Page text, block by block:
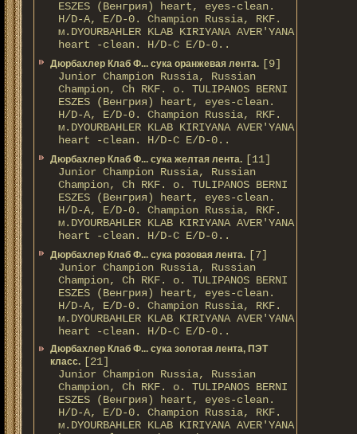
ESZES (Венгрия) heart, eyes-clean.
H/D-A, E/D-0. Champion Russia, RKF.
м.DYOURBAHLER KLAB KIRIYANA AVER'YANA
heart -clean. H/D-С E/D-0..
Дюрбахлер Клаб Ф... сука оранжевая лента. [9]
Junior Champion Russia, Russian
Champion, Ch RKF. о. TULIPANOS BERNI
ESZES (Венгрия) heart, eyes-clean.
H/D-A, E/D-0. Champion Russia, RKF.
м.DYOURBAHLER KLAB KIRIYANA AVER'YANA
heart -clean. H/D-С E/D-0..
Дюрбахлер Клаб Ф... сука желтая лента. [11]
Junior Champion Russia, Russian
Champion, Ch RKF. о. TULIPANOS BERNI
ESZES (Венгрия) heart, eyes-clean.
H/D-A, E/D-0. Champion Russia, RKF.
м.DYOURBAHLER KLAB KIRIYANA AVER'YANA
heart -clean. H/D-С E/D-0..
Дюрбахлер Клаб Ф... сука розовая лента. [7]
Junior Champion Russia, Russian
Champion, Ch RKF. о. TULIPANOS BERNI
ESZES (Венгрия) heart, eyes-clean.
H/D-A, E/D-0. Champion Russia, RKF.
м.DYOURBAHLER KLAB KIRIYANA AVER'YANA
heart -clean. H/D-С E/D-0..
Дюрбахлер Клаб Ф... сука золотая лента, ПЭТ
класс. [21]
Junior Champion Russia, Russian
Champion, Ch RKF. о. TULIPANOS BERNI
ESZES (Венгрия) heart, eyes-clean.
H/D-A, E/D-0. Champion Russia, RKF.
м.DYOURBAHLER KLAB KIRIYANA AVER'YANA